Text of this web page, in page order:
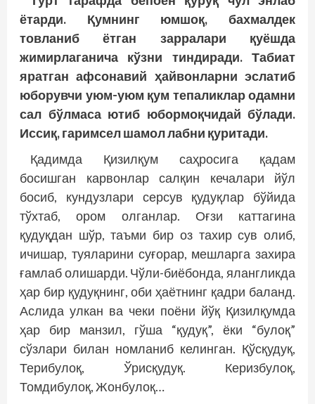
ётарди. Қумнинг юмшоқ, бахмалдек
товланиб ётган зарралари қуёшда
жимирлаганича кўзни тиндиради. Табиат
яратган афсонавий ҳайвонларни эслатиб
юборувчи уюм-уюм қум тепаликлар одамни
сал бўлмаса ютиб юбормоқчидай бўлади.
Иссиқ, гаримсел шамол лабни қуритади.
Қадимда Қизилқум саҳросига қадам
босишган карвонлар салқин кечалари йўл
босиб, кундузлари серсув қудуқлар бўйида
тўхтаб, ором олганлар. Оғзи каттагина
қудуқдан шўр, таъми бир оз тахир сув олиб,
ичишар, туяларини суғорар, мешларга захира
ғамлаб олишарди. Чўли-биёбонда, ялангликда
ҳар бир қудуқнинг, оби ҳаётнинг қадри баланд.
Аслида улкан ва чеки поёни йўқ Қизилқумда
ҳар бир манзил, гўша “қудуқ”, ёки “булоқ”
сўзлари билан номланиб келинган. Қўсқудуқ,
Терибулоқ, Ўрисқудуқ. Керизбулоқ,
Томдибулоқ, Жонбулоқ…